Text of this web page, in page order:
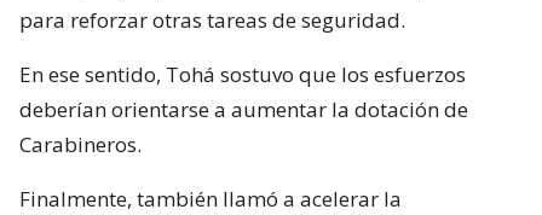
para reforzar otras tareas de seguridad.
En ese sentido, Tohá sostuvo que los esfuerzos
deberían orientarse a aumentar la dotación de
Carabineros.
Finalmente, también llamó a acelerar la